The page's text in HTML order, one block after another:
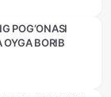
POG‘ONASI
BORIB